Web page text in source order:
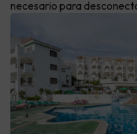
necesario para